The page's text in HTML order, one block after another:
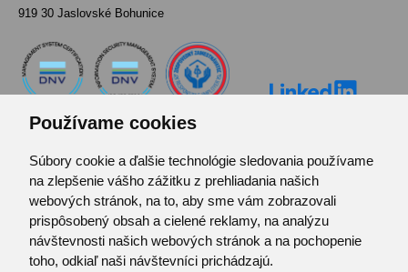
Používame cookies
Súbory cookie a ďalšie technológie sledovania používame
na zlepšenie vášho zážitku z prehliadania našich
webových stránok, na to, aby sme vám zobrazovali
prispôsobený obsah a cielené reklamy, na analýzu
návštevnosti našich webových stránok a na pochopenie
toho, odkiaľ naši návštevníci prichádzajú.
919 30 Jaslovské Bohunice
Kontakt
Pozvánka do infocentra
Zoznam použitých skratiek
Mapa stránok
RSS